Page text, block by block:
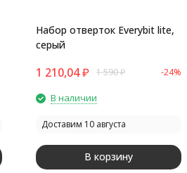
Набор отверток Everybit lite,
серый
1 210,04₽ 1 590₽ -24%
В наличии
Доставим 10 августа
В корзину